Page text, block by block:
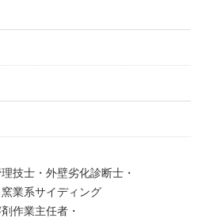
技士・外壁劣化診断士・
業系サイディング
作業主任者・